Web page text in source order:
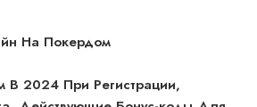
На Покердом
2024 При Регистрации,